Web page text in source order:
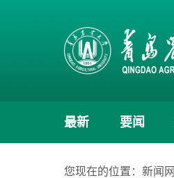
最新 要闻
您现在的位置： 新闻网